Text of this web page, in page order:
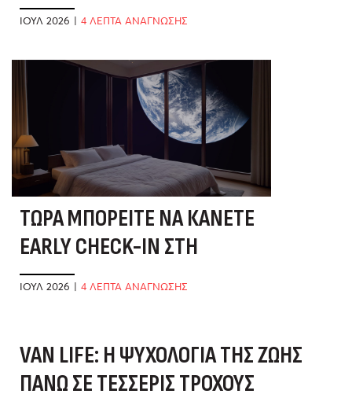
ΒΙΑΣΎΝΗ
ΙΟΎΛ 2026 | 4 ΛΕΠΤΑ ΑΝΑΓΝΩΣΗΣ
ΤΏΡΑ ΜΠΟΡΕΊΤΕ ΝΑ ΚΆΝΕΤΕ
EARLY CHECK-IN ΣΤΗ
ΣΕΛΉΝΗ
ΙΟΎΛ 2026 | 4 ΛΕΠΤΑ ΑΝΑΓΝΩΣΗΣ
VAN LIFE: Η ΨΥΧΟΛΟΓΊΑ ΤΗΣ ΖΩΉΣ
ΠΆΝΩ ΣΕ ΤΈΣΣΕΡΙΣ ΤΡΟΧΟΎΣ